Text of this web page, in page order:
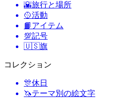
🌇旅行と場所
🥎活動
📙 アイテム
💯記号
🇺🇸旗
コレクション
🎊休日
🦄テーマ別の絵文字